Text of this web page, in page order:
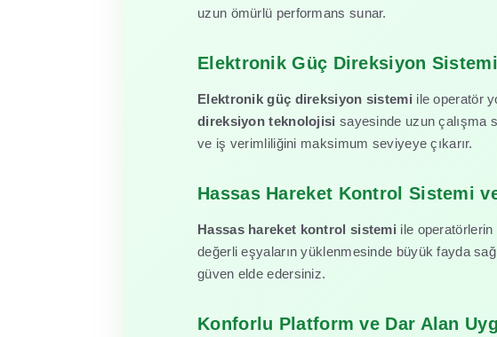
uzun ömürlü performans sunar.
Elektronik Güç Direksiyon
Elektronik güç direksiyon sistemi ile operatör
direksiyon teknolojisi sayesinde uzun çalışma
ve iş verimliliğini maksimum seviyeye çıkarır.
Hassas Hareket Kontrol Sistemi
Hassas hareket kontrol sistemi ile operatörlerin
değerli eşyaların yüklenmesinde büyük fayda
güven elde edersiniz.
Konforlu Platform ve Dar Alan